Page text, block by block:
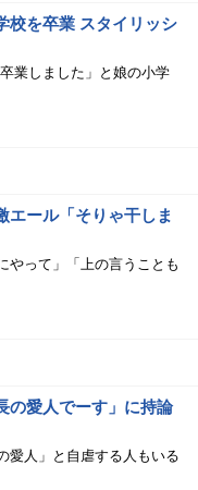
校を卒業 スタイリッシ
業しました」と娘の小学
エール「そりゃ干しま
やって」「上の言うことも
の愛人でーす」に持論
愛人」と自虐する人もいる